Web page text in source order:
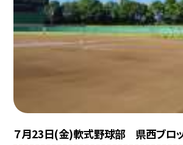
７月23日(金)軟式野球部 県西ブロ